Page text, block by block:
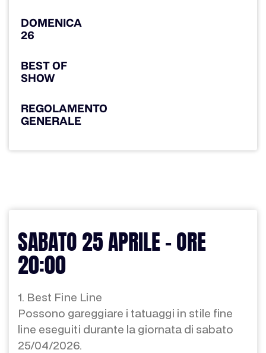
DOMENICA
26
BEST OF
SHOW
REGOLAMENTO
GENERALE
SABATO 25 APRILE - ORE
20:00
1. Best Fine Line
Possono gareggiare i tatuaggi in stile fine
line eseguiti durante la giornata di sabato
25/04/2026.